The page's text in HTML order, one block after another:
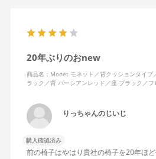
20年ぶりのおnew
商品名：Monet モネット／背クッションタイプ
ラック／背 パーシアンレッド／座 ブラック／
りっちゃんのじいじ
購入確認済み
前の椅子はやはり貴社の椅子を20年ほ